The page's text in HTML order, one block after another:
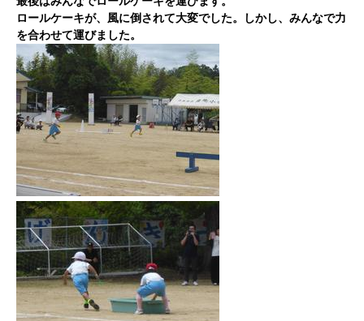
ロールケーキが、風に倒されて大変でした。しかし、みんなで力
を合わせて運びました。